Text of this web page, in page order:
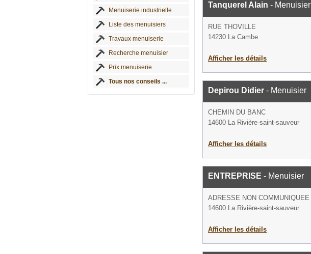
Menuiserie industrielle
Liste des menuisiers
Travaux menuiserie
Recherche menuisier
Prix menuiserie
Tous nos conseils ...
Tanquerel Alain - Menuisier
RUE THOVILLE
14230 La Cambe
Afficher les détails
Depirou Didier - Menuisier
CHEMIN DU BANC
14600 La Rivière-saint-sauveur
Afficher les détails
ENTREPRISE - Menuisier
ADRESSE NON COMMUNIQUEE
14600 La Rivière-saint-sauveur
Afficher les détails